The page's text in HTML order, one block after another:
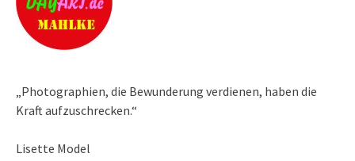
„Photographien, die Bewunderung verdienen, haben die
Kraft aufzuschrecken.“
Lisette Model